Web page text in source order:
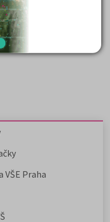
Praha